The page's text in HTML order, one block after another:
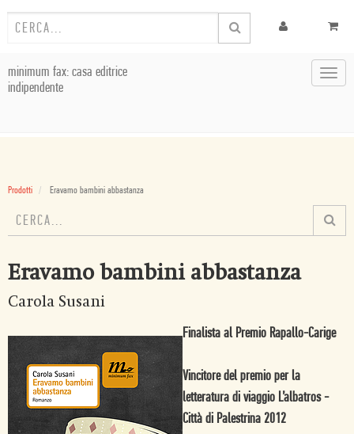
minimum fax: casa editrice
indipendente
Prodotti Eravamo bambini abbastanza
Eravamo bambini abbastanza
Carola Susani
Finalista al Premio Rapallo-Carige
Vincitore del premio per la
letteratura di viaggio L’albatros -
Città di Palestrina 2012